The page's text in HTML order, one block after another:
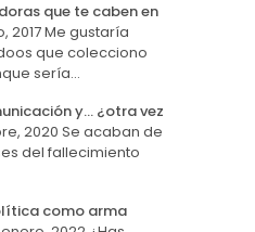
que te caben en
2017Me gustaría
que colecciono
sería…
y… ¿otra vez
2020 Se acaban de
del fallecimiento
como arma